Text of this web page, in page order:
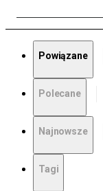
Powiązane
Polecane
Najnowsze
Tagi